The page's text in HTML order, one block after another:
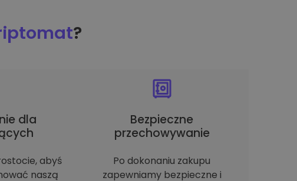
?
dla
abyś
naszą
Bezpieczne
przechowywanie
Po dokonaniu zakupu
zapewniamy bezpieczne i